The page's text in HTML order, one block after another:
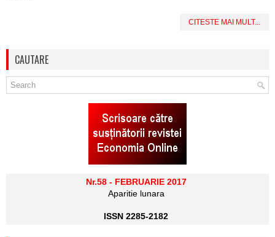
CITESTE MAI MULT...
CAUTARE
Nr.58 - FEBRUARIE 2017
Aparitie lunara
ISSN 2285-2182